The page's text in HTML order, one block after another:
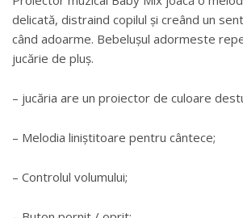
delicată, distraind copilul și creând un
când adoarme. Bebelușul adormeste
jucărie de pluș.
– jucăria are un proiector de culoare
– Melodia liniștitoare pentru cântece;
– Controlul volumului;